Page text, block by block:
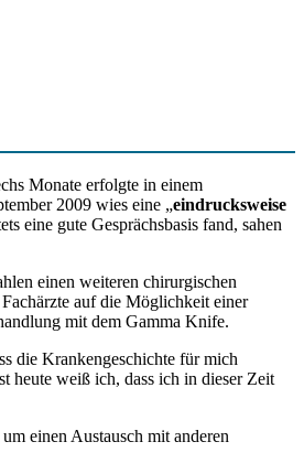
Monate erfolgte in einem
2009 wies eine „eindrucksweise
eine gute Gesprächsbasis fand, sahen
einen weiteren chirurgischen
auf die Möglichkeit einer
mit dem Gamma Knife.
die Krankengeschichte für mich
heute weiß ich, dass ich in dieser Zeit
um einen Austausch mit anderen